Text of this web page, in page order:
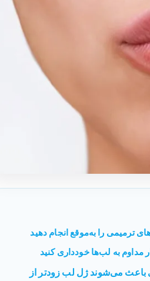
باعث می‌شوند ژل لب زودتر از